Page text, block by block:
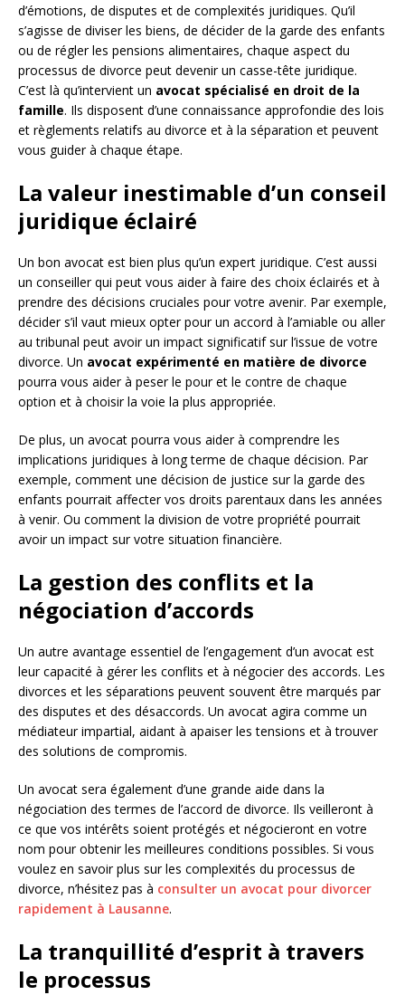
d’émotions, de disputes et de complexités juridiques. Qu’il
s’agisse de diviser les biens, de décider de la garde des enfants
ou de régler les pensions alimentaires, chaque aspect du
processus de divorce peut devenir un casse-tête juridique.
C’est là qu’intervient un avocat spécialisé en droit de la
famille. Ils disposent d’une connaissance approfondie des lois
et règlements relatifs au divorce et à la séparation et peuvent
vous guider à chaque étape.
La valeur inestimable d’un conseil
juridique éclairé
Un bon avocat est bien plus qu’un expert juridique. C’est aussi
un conseiller qui peut vous aider à faire des choix éclairés et à
prendre des décisions cruciales pour votre avenir. Par exemple,
décider s’il vaut mieux opter pour un accord à l’amiable ou aller
au tribunal peut avoir un impact significatif sur l’issue de votre
divorce. Un avocat expérimenté en matière de divorce
pourra vous aider à peser le pour et le contre de chaque
option et à choisir la voie la plus appropriée.
De plus, un avocat pourra vous aider à comprendre les
implications juridiques à long terme de chaque décision. Par
exemple, comment une décision de justice sur la garde des
enfants pourrait affecter vos droits parentaux dans les années
à venir. Ou comment la division de votre propriété pourrait
avoir un impact sur votre situation financière.
La gestion des conflits et la
négociation d’accords
Un autre avantage essentiel de l’engagement d’un avocat est
leur capacité à gérer les conflits et à négocier des accords. Les
divorces et les séparations peuvent souvent être marqués par
des disputes et des désaccords. Un avocat agira comme un
médiateur impartial, aidant à apaiser les tensions et à trouver
des solutions de compromis.
Un avocat sera également d’une grande aide dans la
négociation des termes de l’accord de divorce. Ils veilleront à
ce que vos intérêts soient protégés et négocieront en votre
nom pour obtenir les meilleures conditions possibles. Si vous
voulez en savoir plus sur les complexités du processus de
divorce, n’hésitez pas à consulter un avocat pour divorcer
rapidement à Lausanne.
La tranquillité d’esprit à travers
le processus